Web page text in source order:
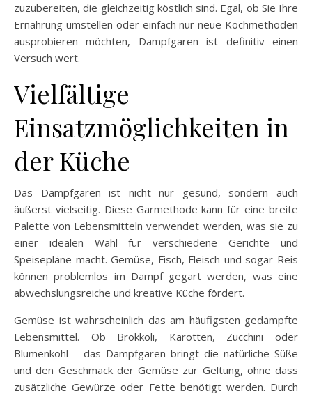
zuzubereiten, die gleichzeitig köstlich sind. Egal, ob Sie Ihre
Ernährung umstellen oder einfach nur neue Kochmethoden
ausprobieren möchten, Dampfgaren ist definitiv einen
Versuch wert.
Vielfältige
Einsatzmöglichkeiten in
der Küche
Das Dampfgaren ist nicht nur gesund, sondern auch
äußerst vielseitig. Diese Garmethode kann für eine breite
Palette von Lebensmitteln verwendet werden, was sie zu
einer idealen Wahl für verschiedene Gerichte und
Speisepläne macht. Gemüse, Fisch, Fleisch und sogar Reis
können problemlos im Dampf gegart werden, was eine
abwechslungsreiche und kreative Küche fördert.
Gemüse ist wahrscheinlich das am häufigsten gedämpfte
Lebensmittel. Ob Brokkoli, Karotten, Zucchini oder
Blumenkohl – das Dampfgaren bringt die natürliche Süße
und den Geschmack der Gemüse zur Geltung, ohne dass
zusätzliche Gewürze oder Fette benötigt werden. Durch